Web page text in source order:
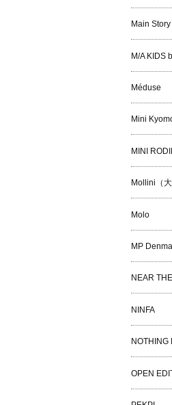
Main Story
M/A KIDS
Méduse
Mini
MINI
Mollini（
Molo
MP
NEAR
NINFA
NOTHING
OPEN